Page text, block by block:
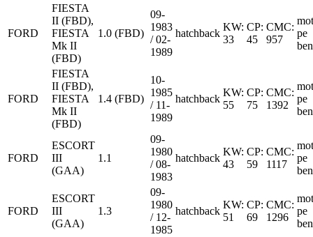
FORD
FIESTA
II (FBD),
FIESTA
Mk II
(FBD)
1.0 (FBD)
09-
1983
/ 02-
1989
hatchback
KW:
33
CP:
45
CMC:
957
pe
FORD
FIESTA
II (FBD),
FIESTA
Mk II
(FBD)
1.4 (FBD)
10-
1985
/ 11-
1989
hatchback
KW:
55
CP:
75
CMC:
1392
pe
FORD
ESCORT
III
(GAA)
1.1
09-
1980
/ 08-
1983
hatchback
KW:
43
CP:
59
CMC:
1117
pe
FORD
ESCORT
III
(GAA)
1.3
09-
1980
/ 12-
1985
hatchback
KW:
51
CP:
69
CMC:
1296
pe